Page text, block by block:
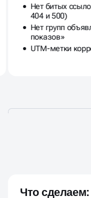
Нет битых
404 и 500)
Нет групп
показов»
UTM-метки
Что сделаем: